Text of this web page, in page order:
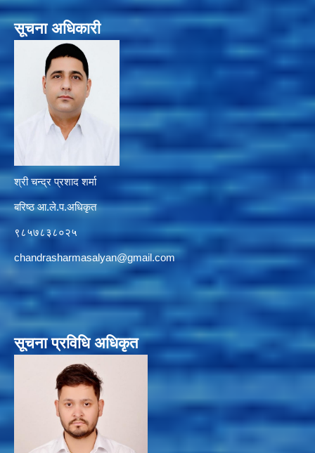
सूचना अधिकारी
श्री चन्द्र प्रशाद शर्मा
बरिष्ठ आ.ले.प.अधिकृत
९८५७८३८०२५
chandrasharmasalyan@gmail.com
सूचना प्रविधि अधिकृत